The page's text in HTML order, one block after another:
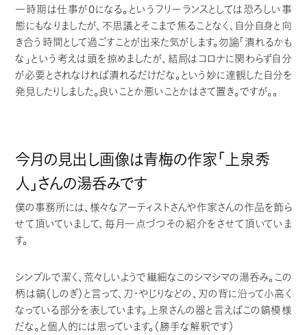
一時期は仕事が0になる。というフリーランスとしては恐ろしい事
態にもなりましたが、不思議とそこまで焦ることなく、自分自身と向
き合う時間として過ごすことが出来た気がします。勿論「潰れるかも
な」という考えは頭を掠めましたが、結局はコロナに関わらず自分
が必要とされなければ潰れるだけだな。という妙に達観した自分を
発見したりしました。良いことか悪いことかはさて置き。ですが。。
今月の見出し画像は青梅の作家「上泉秀
人」さんの湯呑みです
僕の事務所には、様々なアーティストさんや作家さんの作品を飾ら
せて頂いていまして、毎月一点づつその紹介をさせて頂いていま
す。
シンプルで潔く、荒々しいようで繊細なこのシマシマの湯呑み。この
柄は鎬（しのぎ）と言って、刀・やじりなどの、刃の背に沿って小高く
なっている部分を表しています。上泉さんの器と言えばこの鎬模様
だな。と個人的には思っています。（勝手な解釈です）